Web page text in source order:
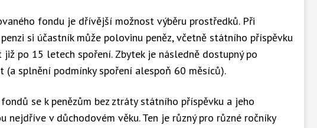
fondu je dřívější možnost výběru prostředků. Při
si účastník může polovinu peněz, včetně státního příspěvku
již po 15 letech spoření. Zbytek je následně dostupný po
(a splnění podmínky spoření alespoň 60 měsíců).
se k penězům bez ztráty státního příspěvku a jeho
nejdříve v důchodovém věku. Ten je různý pro různé ročníky